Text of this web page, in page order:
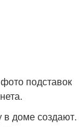
подставок
доме создают.